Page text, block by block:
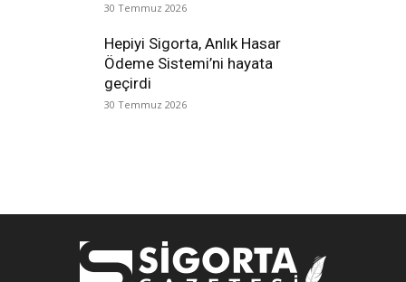
30 Temmuz 2026
Hepiyi Sigorta, Anlık Hasar
Ödeme Sistemi’ni hayata
geçirdi
30 Temmuz 2026